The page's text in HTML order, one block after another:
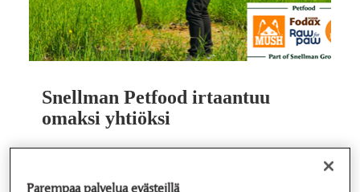
Snellman Petfood irtaantuu
omaksi yhtiöksi
Kovassa kasvuvauhdissa olevasta Snellman
Parempaa palvelua evästeillä